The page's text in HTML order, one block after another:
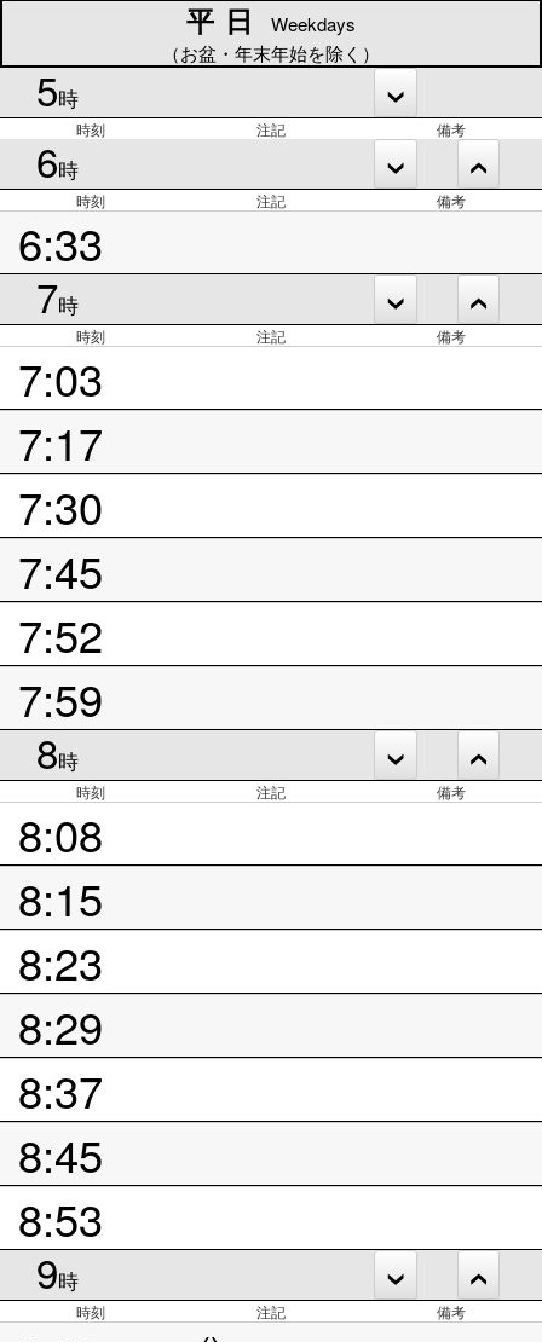
平日
Weekdays
（お盆・年末年始を除く）
5時
時刻 注記 備考
6時
時刻 注記 備考
6:33
7時
時刻 注記 備考
7:03
7:17
7:30
7:45
7:52
7:59
8時
時刻 注記 備考
8:08
8:15
8:23
8:29
8:37
8:45
8:53
9時
時刻 注記 備考